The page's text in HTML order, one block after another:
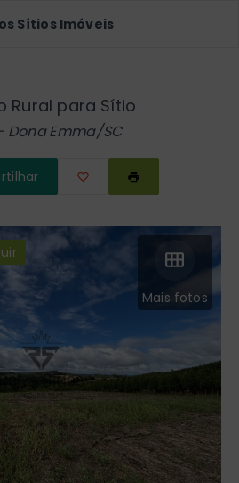
Sítios Imóveis
Rural para Sítio
Dona Emma/SC
Mais fotos